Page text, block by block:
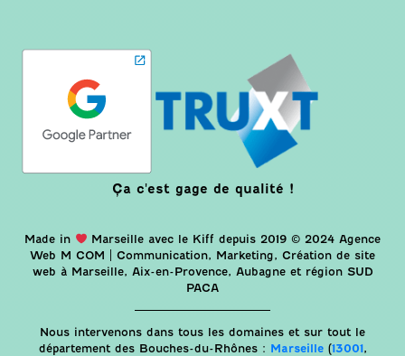
Ça c'est gage de qualité !
Made in
Marseille avec le Kiff depuis 2019 © 2024 Agence
Web M COM | Communication, Marketing, Création de site
web à Marseille, Aix-en-Provence, Aubagne et région SUD
PACA
Nous intervenons dans tous les domaines et sur tout le
département des Bouches-du-Rhônes : Marseille(13001,